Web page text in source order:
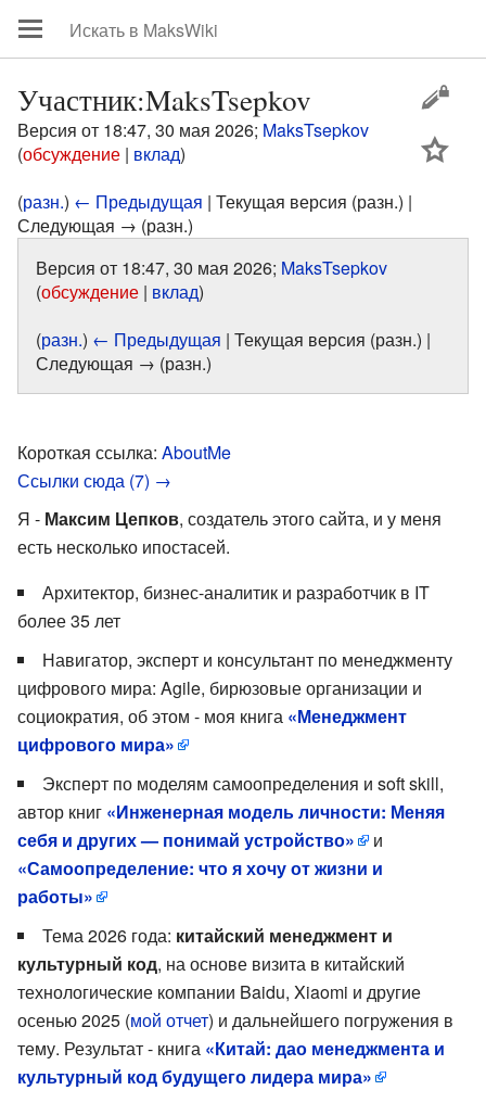
Участник:MaksTsepkov
Версия от 18:47, 30 мая 2026; MaksTsepkov
(обсуждение | вклад)
(разн.) ← Предыдущая | Текущая версия (разн.) |
Следующая → (разн.)
Версия от 18:47, 30 мая 2026; MaksTsepkov
(обсуждение | вклад)
(разн.) ← Предыдущая | Текущая версия (разн.) |
Следующая → (разн.)
Короткая ссылка: AboutMe
Ссылки сюда (7) →
Я - Максим Цепков, создатель этого сайта, и у меня
есть несколько ипостасей.
Архитектор, бизнес-аналитик и разработчик в IT
более 35 лет
Навигатор, эксперт и консультант по менеджменту
цифрового мира: Agile, бирюзовые организации и
социократия, об этом - моя книга «Менеджмент
цифрового мира»
Эксперт по моделям самоопределения и soft skill,
автор книг «Инженерная модель личности: Меняя
себя и других — понимай устройство»
и
«Самоопределение: что я хочу от жизни и
работы»
Тема 2026 года: китайский менеджмент и
культурный код, на основе визита в китайский
технологические компании Baidu, Xiaomi и другие
осенью 2025 (мой отчет) и дальнейшего погружения в
тему. Результат - книга «Китай: дао менеджмента и
культурный код будущего лидера мира»